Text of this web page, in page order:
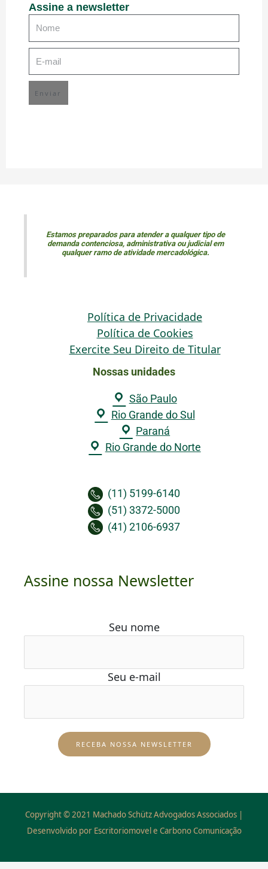
Assine a newsletter
Enviar
Estamos preparados para atender a qualquer tipo de
demanda contenciosa, administrativa ou judicial em
qualquer ramo de atividade mercadológica.
Política de Privacidade
Política de Cookies
Exercite Seu Direito de Titular
Nossas unidades
São Paulo
Rio Grande do Sul
Paraná
Rio Grande do Norte
(11) 5199-6140
(51) 3372-5000
(41) 2106-6937
Assine nossa Newsletter
Seu nome
Seu e-mail
Copyright © 2021 Machado Schütz Advogados Associados |
Desenvolvido por Escritoriomovel e Carbono Comunicação